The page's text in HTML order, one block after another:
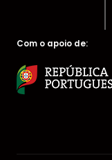
Com o apoio de: